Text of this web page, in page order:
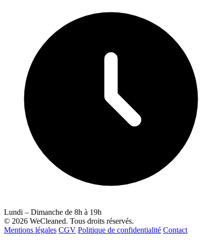
Lundi – Dimanche de 8h à 19h
© 2026 WeCleaned. Tous droits réservés.
Mentions légales CGV Politique de confidentialité Contact